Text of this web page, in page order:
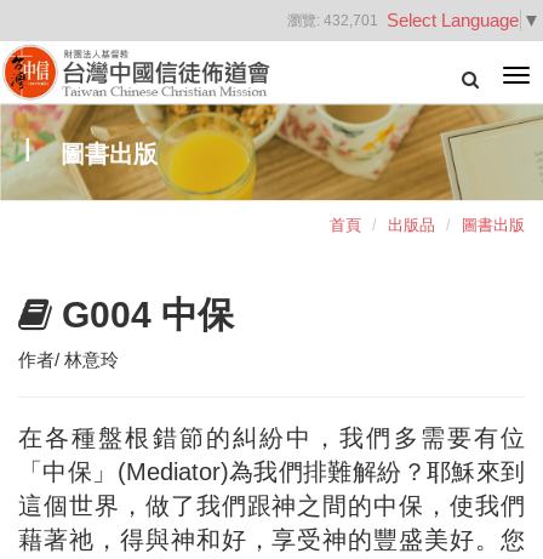
Select Language ▼
瀏覽: 432,701
圖書出版
首頁 出版品 圖書出版
G004 中保
作者/ 林意玲
在各種盤根錯節的糾紛中，我們多需要有位
「中保」(Mediator)為我們排難解紛？耶穌來到
這個世界，做了我們跟神之間的中保，使我們
藉著祂，得與神和好，享受神的豐盛美好。您